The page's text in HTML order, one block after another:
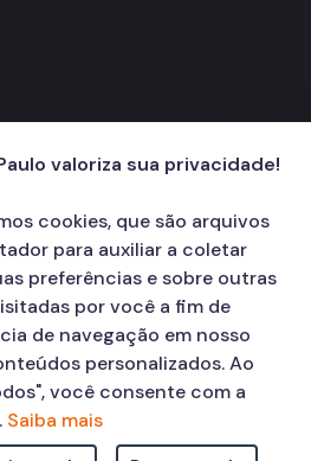
valoriza sua privacidade!
cookies, que são arquivos
para auxiliar a coletar
preferências e sobre outras
por você a fim de
de navegação em nosso
personalizados. Ao
você consente com a
Saiba mais